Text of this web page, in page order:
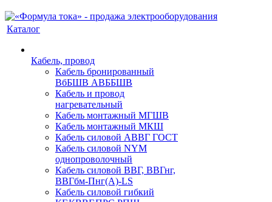
Каталог
Кабель, провод
Кабель бронированный
ВбБШВ АВББШВ
Кабель и провод
нагревательный
Кабель монтажный МГШВ
Кабель монтажный МКШ
Кабель силовой АВВГ ГОСТ
Кабель силовой NYM
однопроволочный
Кабель силовой ВВГ, ВВГнг,
ВВГбм-Пнг(А)-LS
Кабель силовой гибкий